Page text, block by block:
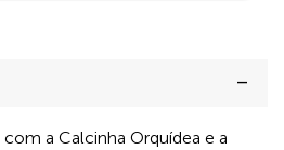
a Calcinha Orquídea e a